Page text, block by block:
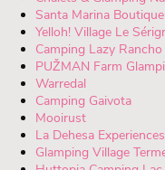
Santa Marina
Yelloh! Village Le
Camping Lazy Rancho
PUŽMAN Farm
Warredal
Camping Gaivota
Mooirust
La Dehesa Experiences
Glamping Village